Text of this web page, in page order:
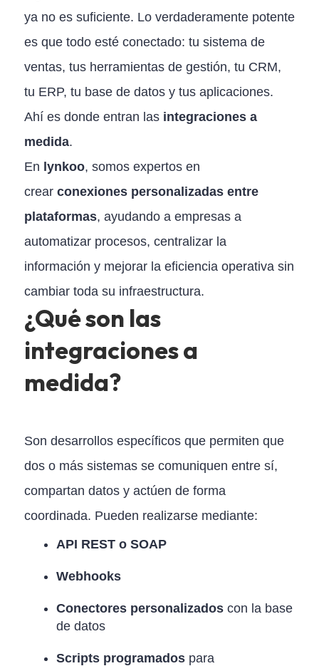
ya no es suficiente. Lo verdaderamente potente
es que todo esté conectado: tu sistema de
ventas, tus herramientas de gestión, tu CRM,
tu ERP, tu base de datos y tus aplicaciones.
Ahí es donde entran las integraciones a
medida.
En lynkoo, somos expertos en
crear conexiones personalizadas entre
plataformas, ayudando a empresas a
automatizar procesos, centralizar la
información y mejorar la eficiencia operativa sin
cambiar toda su infraestructura.
¿Qué son las
integraciones a
medida?
Son desarrollos específicos que permiten que
dos o más sistemas se comuniquen entre sí,
compartan datos y actúen de forma
coordinada. Pueden realizarse mediante:
API REST o SOAP
Webhooks
Conectores personalizadoscon la base
de datos
Scripts programadospara